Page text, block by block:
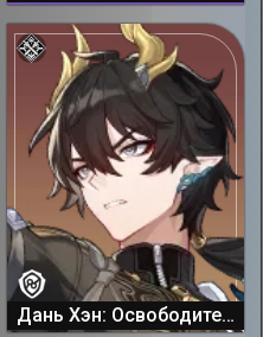
Дань Хэн: Освободитель Пустошей